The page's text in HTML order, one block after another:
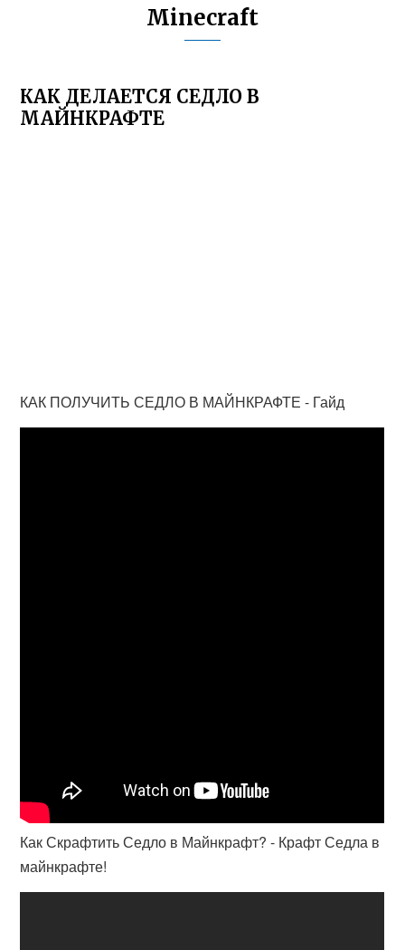
Minecraft
КАК ДЕЛАЕТСЯ СЕДЛО В
МАЙНКРАФТЕ
КАК ПОЛУЧИТЬ СЕДЛО В МАЙНКРАФТЕ - Гайд
Как Скрафтить Седло в Майнкрафт? - Крафт Седла в
майнкрафте!